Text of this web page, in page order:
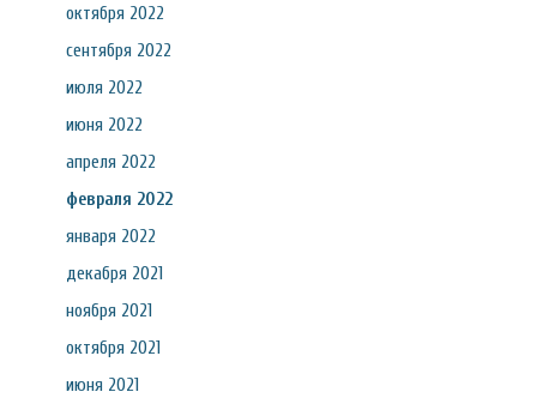
октября 2022
сентября 2022
июля 2022
июня 2022
апреля 2022
февраля 2022
января 2022
декабря 2021
ноября 2021
октября 2021
июня 2021